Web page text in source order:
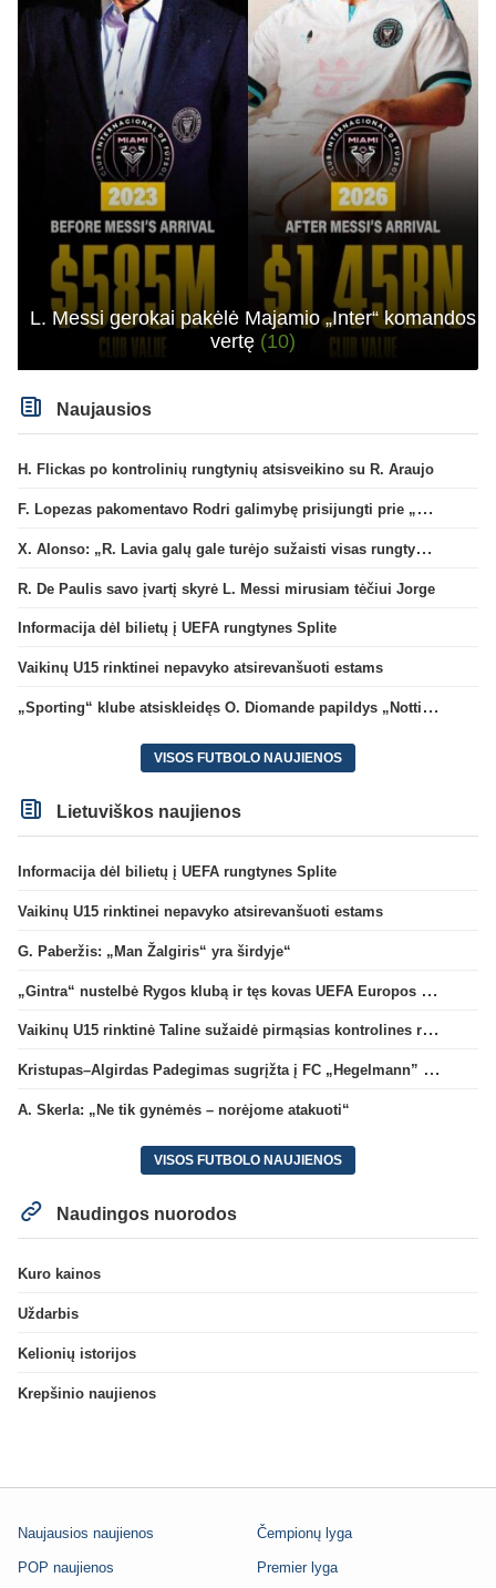
L. Messi gerokai pakėlė Majamio „Inter“ komandos
vertę (10)
Naujausios
H. Flickas po kontrolinių rungtynių atsisveikino su R. Araujo
F. Lopezas pakomentavo Rodri galimybę prisijungti prie „Barcelona“ ekipos
X. Alonso: „R. Lavia galų gale turėjo sužaisti visas rungtynes“
R. De Paulis savo įvartį skyrė L. Messi mirusiam tėčiui Jorge
Informacija dėl bilietų į UEFA rungtynes Splite
Vaikinų U15 rinktinei nepavyko atsirevanšuoti estams
„Sporting“ klube atsiskleidęs O. Diomande papildys „Nottingham“ gretas
VISOS FUTBOLO NAUJIENOS
Lietuviškos naujienos
Informacija dėl bilietų į UEFA rungtynes Splite
Vaikinų U15 rinktinei nepavyko atsirevanšuoti estams
G. Paberžis: „Man Žalgiris“ yra širdyje“
„Gintra“ nustelbė Rygos klubą ir tęs kovas UEFA Europos taurės atrankoje
Vaikinų U15 rinktinė Taline sužaidė pirmąsias kontrolines rungtynes
Kristupas–Algirdas Padegimas sugrįžta į FC „Hegelmann” B sudėtį
A. Skerla: „Ne tik gynėmės – norėjome atakuoti“
VISOS FUTBOLO NAUJIENOS
Naudingos nuorodos
Kuro kainos
Uždarbis
Kelionių istorijos
Krepšinio naujienos
Naujausios naujienos
POP naujienos
Čempionų lyga
Premier lyga